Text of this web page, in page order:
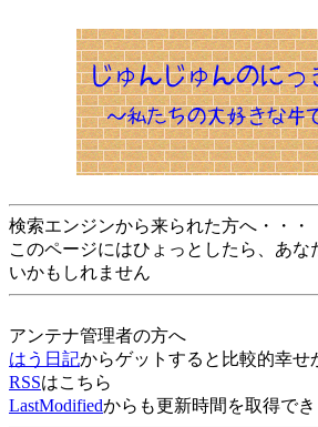
検索エンジンから来られた方へ・・・
このページにはひょっとしたら、あ
いかもしれません
アンテナ管理者の方へ
はう日記からゲットすると比較的幸せ
RSSはこちら
LastModifiedからも更新時間を取得でき